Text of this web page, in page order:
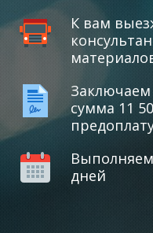
К вам
сумма 11
дней